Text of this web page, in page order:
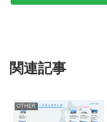
関連記事
OTHER